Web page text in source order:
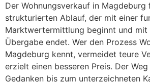
Der Wohnungsverkauf in Magdeburg
strukturierten Ablauf, der mit einer
Marktwertermittlung beginnt und mit
Übergabe endet. Wer den Prozess
Magdeburg kennt, vermeidet teure
erzielt einen besseren Preis. Der
Gedanken bis zum unterzeichneten